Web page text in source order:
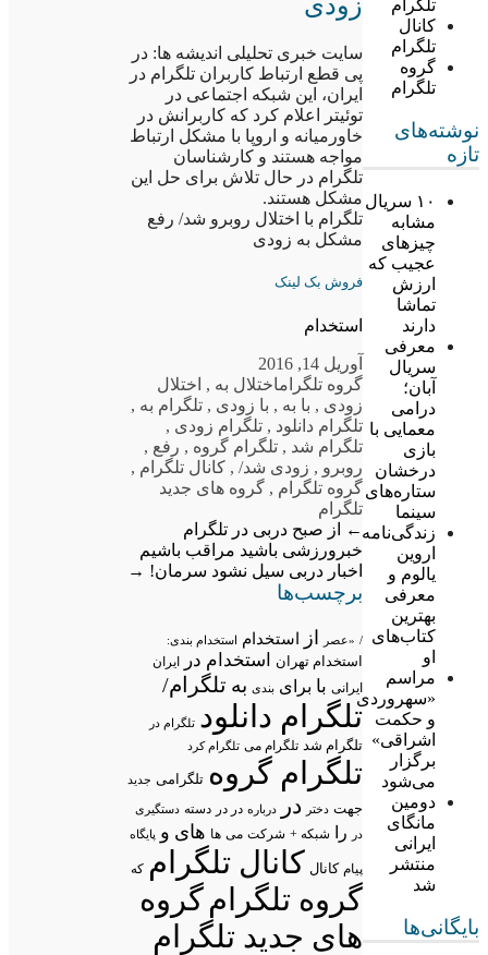
تلگرام
کانال
تلگرام
گروه
تلگرام
نوشته‌های
تازه
۱۰ سریال
مشابه
چیزهای
عجیب که
ارزش
تماشا
دارند
معرفی
سریال
آبان؛
درامی
معمایی با
بازی
درخشان
ستاره‌های
سینما
زندگی‌نامه
اروین
یالوم و
معرفی
بهترین
کتاب‌های
او
مراسم
«سهروردی
و حکمت
اشراقی»
برگزار
می‌شود
دومین
مانگای
ایرانی
منتشر
شد
بایگانی‌ها
سایت خبری تحلیلی اندیشه ها: در
پی قطع ارتباط کاربران تلگرام در
ایران، این شبکه اجتماعی در
توئیتر اعلام کرد که کاربرانش در
خاورمیانه و اروپا با مشکل ارتباط
مواجه هستند و کارشناسان
تلگرام در حال تلاش برای حل این
مشکل هستند.
تلگرام با اختلال روبرو شد/ رفع
مشکل به زودی
فروش بک لینک
استخدام
آوریل 14, 2016
گروه تلگراماختلال به , اختلال
زودی , با به , با زودی , تلگرام به ,
تلگرام دانلود , تلگرام زودی ,
تلگرام شد , تلگرام گروه , رفع ,
روبرو , زودی شد/, کانال تلگرام ,
گروه تلگرام , گروه های جدید
تلگرام
←
از صبح دربی در تلگرام
خبرورزشی باشید مراقب باشیم
اخبار دربی سیل نشود سرمان! →
برچسب‌ها
/ «عصر از استخدام استخدام بندی:
استخدام تهران استخدام در ایران
ایرانی با برای بندی به تلگرام/
تلگرام دانلود تلگرام در
تلگرام شد تلگرام می تلگرام کرد
تلگرام گروه تلگرامی جدید
جهت دختر در درباره در در دسته دستگیری
در
را شبکه + شرکت می ها های و پایگاه
پیام کانال کانال تلگرام که
گروه تلگرامگروه
های جدید تلگرام